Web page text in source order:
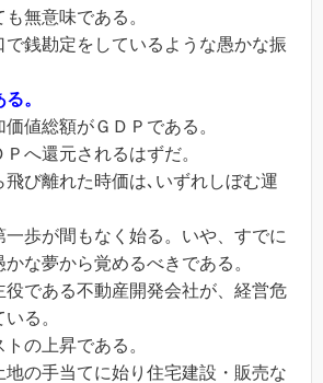
無意味である。
で銭勘定をしているような愚かな振
。
値総額がＧＤＰである。
へ還元されるはずだ。
飛び離れた時価は､いずれしぼむ運
一歩が間もなく始る。いや、すでに
な夢から覚めるべきである。
役である不動産開発会社が、経営危
る。
の上昇である。
地の手当てに始り住宅建設・販売な